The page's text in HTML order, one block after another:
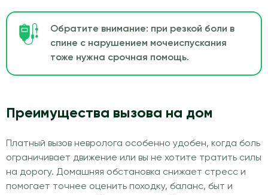
Обратите внимание: при резкой боли в
спине с нарушением мочеиспускания
тоже нужна срочная помощь.
Преимущества вызова на дом
Платный вызов невролога особенно удобен, когда боль
ограничивает движение или вы не хотите тратить силы
на дорогу. Домашняя обстановка снижает стресс и
помогает точнее оценить походку, баланс, быт и